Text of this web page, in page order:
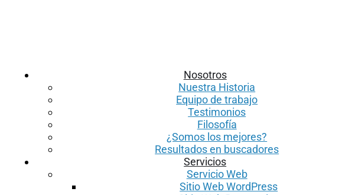
Nosotros
Nuestra Historia
Equipo de trabajo
Testimonios
Filosofía
¿Somos los mejores?
Resultados en buscadores
Servicios
Servicio Web
Sitio Web WordPress